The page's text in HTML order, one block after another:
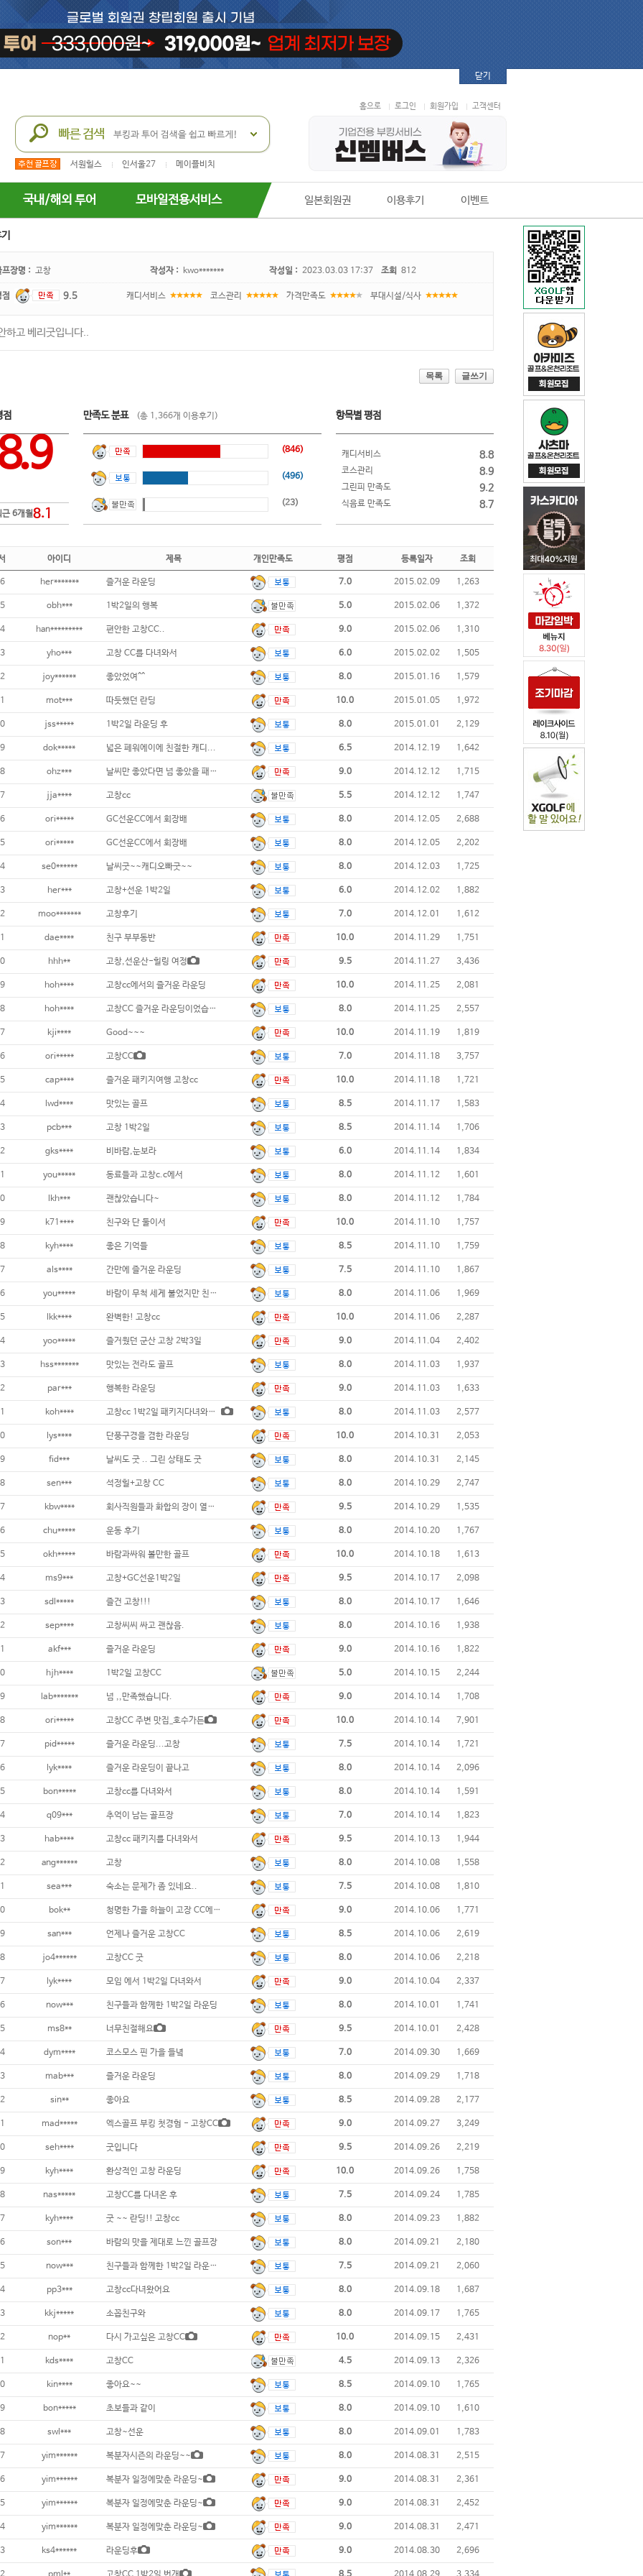
닫기
서원힐스 인서울27 메이플비치
홈으로 로그인 회원가입 고객센터
국내/해외 투어 모바일전용서비스 일본회원권 이용후기 이벤트
프장명 : 고창 작성자 : kwo******* 작성일 : 2023.03.03 17:37 조회 812
점 9.5 캐디서비스 코스관리 가격만족도 부대시설/식사
하고 베리굿입니다..
목록 글쓰기
점
근 6개월8.1
만족도 분표 (총 1,366개 이용후기)
(846)
(496)
(23)
항목별 평점
캐디서비스 8.8
코스관리 8.9
그린피 만족도 9.2
식음료 만족도 8.7
아이디 제목 개인만족도 평점 등록일자 조회
her******* 즐거운 라운딩 7.0 2015.02.09 1,263
obh*** 1박2일의 행복 5.0 2015.02.06 1,372
han********* 편안한 고창CC.. 9.0 2015.02.06 1,310
yho*** 고창 CC를 다녀와서 6.0 2015.02.02 1,505
joy****** 좋았었여^^ 8.0 2015.01.16 1,579
mot*** 따듯했던 란딩 10.0 2015.01.05 1,972
jss***** 1박2일 라운딩 후 8.0 2015.01.01 2,129
dok***** 넓은 페워에이에 친절한 캐디... 6.5 2014.12.19 1,642
ohz*** 날씨만 좋았다면 넘 좋았을 패키지... 9.0 2014.12.12 1,715
jja**** 고창cc 5.5 2014.12.12 1,747
ori***** GC선운CC에서 회장배 8.0 2014.12.05 2,688
ori***** GC선운CC에서 회장배 8.0 2014.12.05 2,202
se0****** 날씨굿~~캐디오빠굿~~ 8.0 2014.12.03 1,725
her*** 고창+선운 1박2일 6.0 2014.12.02 1,882
moo******* 고창후기 7.0 2014.12.01 1,612
dae**** 친구 부부동반 10.0 2014.11.29 1,751
hhh** 고창,선운산-힐링 여정 9.5 2014.11.27 3,436
hoh**** 고창cc에서의 즐거운 라운딩 10.0 2014.11.25 2,081
hoh**** 고창CC 즐거운 라운딩이었습니다. 8.0 2014.11.25 2,557
kji**** Good~~~ 10.0 2014.11.19 1,819
ori***** 고창CC 7.0 2014.11.18 3,757
cap**** 즐거운 패키지여행 고창cc 10.0 2014.11.18 1,721
lwd**** 맛있는 골프 8.5 2014.11.17 1,583
pcb*** 고창 1박2일 8.5 2014.11.14 1,706
gks**** 비바람,눈보라 6.0 2014.11.14 1,834
you***** 동료들과 고창c.c에서 8.0 2014.11.12 1,601
lkh*** 괜찮았습니다~ 8.0 2014.11.12 1,784
k71**** 친구와 단 둘이서 10.0 2014.11.10 1,757
kyh**** 좋은 기억들 8.5 2014.11.10 1,759
als**** 간만에 즐거운 라운딩 7.5 2014.11.10 1,867
you***** 바람이 무척 세게 불었지만 친구들과 즐거운 8.0 2014.11.06 1,969
lkk**** 완벽한! 고창cc 10.0 2014.11.06 2,287
yoo***** 즐거웠던 군산 고창 2박3일 9.0 2014.11.04 2,402
hss******* 맛있는 전라도 골프 8.0 2014.11.03 1,937
par*** 행복한 라운딩 9.0 2014.11.03 1,633
koh**** 고창cc 1박2일 패키지다녀와서.. 8.0 2014.11.03 2,577
lys**** 단풍구경을 겸한 라운딩 10.0 2014.10.31 2,053
fid*** 날씨도 굿 .. 그린 상태도 굿 8.0 2014.10.31 2,145
sen*** 석정힐+고창 CC 8.0 2014.10.29 2,747
kbw**** 회사직원들과 화합의 장이 열렸습니다. 9.5 2014.10.29 1,535
chu***** 운동 후기 8.0 2014.10.20 1,767
okh***** 바람과싸워 볼만한 골프 10.0 2014.10.18 1,613
ms9*** 고창+GC선운1박2일 9.5 2014.10.17 2,098
sdl***** 즐건 고창!!! 8.0 2014.10.17 1,646
sep**** 고창씨씨 싸고 괜찮음. 8.0 2014.10.16 1,938
akf*** 즐거운 라운딩 9.0 2014.10.16 1,822
hjh**** 1박2일 고창CC 5.0 2014.10.15 2,244
lab******* 넘 ,,만족했습니다. 9.0 2014.10.14 1,708
ori***** 고창CC 주변 맛집_호수가든 10.0 2014.10.14 7,901
pid***** 즐거운 라운딩...고창 7.5 2014.10.14 1,721
lyk**** 즐거운 라운딩이 끝나고 8.0 2014.10.14 2,096
bon***** 고창cc를 다녀와서 8.0 2014.10.14 1,591
q09*** 추억이 남는 골프장 7.0 2014.10.14 1,823
hab**** 고창cc 패키지를 다녀와서 9.5 2014.10.13 1,944
ang****** 고창 8.0 2014.10.08 1,558
sea*** 숙소는 문제가 좀 있네요.. 7.5 2014.10.08 1,810
bok** 청명한 가을 하늘이 고장 CC에 내리다. 9.0 2014.10.06 1,771
san*** 언제나 즐거운 고창CC 8.5 2014.10.06 2,619
jo4****** 고창CC 굿 8.0 2014.10.06 2,218
lyk**** 모임 에서 1박2일 다녀와서 9.0 2014.10.04 2,337
now*** 친구들과 함께한 1박2일 라운딩 8.0 2014.10.01 1,741
ms8** 너무친절해요 9.5 2014.10.01 2,428
dym**** 코스모스 핀 가을 들녘 7.0 2014.09.30 1,669
mab*** 즐거운 라운딩 8.0 2014.09.29 1,718
sin** 좋아요 8.5 2014.09.28 2,177
mad***** 엑스골프 부킹 첫경험 - 고창CC 9.0 2014.09.27 3,249
seh**** 굿입니다 9.5 2014.09.26 2,219
kyh**** 환상적인 고창 라운딩 10.0 2014.09.26 1,758
nas***** 고창CC를 다녀온 후 7.5 2014.09.24 1,785
kyh**** 굿 ~~ 란딩!! 고창cc 8.0 2014.09.23 1,882
son*** 바람의 맛을 제대로 느낀 골프장 8.0 2014.09.21 2,180
now*** 친구들과 함께한 1박2일 라운딩.. 7.5 2014.09.21 2,060
pp3*** 고창cc다녀왔어요 8.0 2014.09.18 1,687
kkj***** 소꼽친구와 8.0 2014.09.17 1,765
nop** 다시 가고싶은 고창CC 10.0 2014.09.15 2,431
kds**** 고창CC 4.5 2014.09.13 2,326
kin**** 좋아요~~ 8.5 2014.09.10 1,765
bon***** 초보들과 같이 8.0 2014.09.10 1,610
swl*** 고창~선운 8.0 2014.09.01 1,783
yim****** 복분자시즌의 라운딩~~ 8.0 2014.08.31 2,515
yim****** 복분자 일정에맞춘 라운딩~ 9.0 2014.08.31 2,361
yim****** 복분자 일정에맞춘 라운딩~ 9.0 2014.08.31 2,452
yim****** 복분자 일정에맞춘 라운딩~ 9.0 2014.08.31 2,471
ks4****** 라운딩후 9.0 2014.08.30 2,696